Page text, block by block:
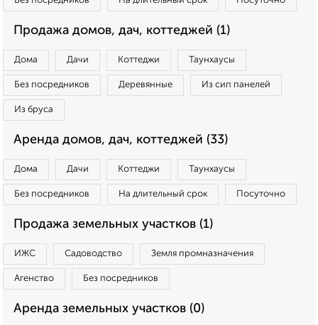
Продажа домов, дач, коттеджей (1)
Дома Дачи Коттеджи Таунхаусы
Без посредников Деревянные Из сип панелей
Из бруса
Аренда домов, дач, коттеджей (33)
Дома Дачи Коттеджи Таунхаусы
Без посредников На длительный срок Посуточно
Продажа земельных участков (1)
ИЖС Садоводство Земля промназначения
Агенство Без посредников
Аренда земельных участков (0)